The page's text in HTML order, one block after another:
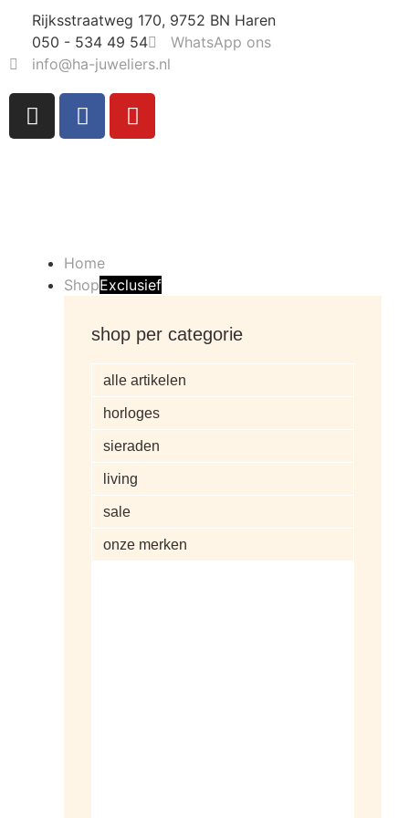
Rijksstraatweg 170, 9752 BN Haren
050 - 534 49 54
WhatsApp ons
info@ha-juweliers.nl
Home
ShopExclusief
shop per categorie
alle artikelen
horloges
sieraden
living
sale
onze merken